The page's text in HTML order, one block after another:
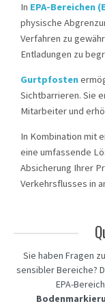
In EPA-Bereichen
physische
Verfahren zu
Entladungen zu
Gurtpfosten
Sichtbarrieren. Sie
Mitarbeiter und
In Kombination mit
eine umfassende
Absicherung Ihrer
Verkehrsflusses in
Sie haben Fragen
sensibler Bereiche?
EPA-